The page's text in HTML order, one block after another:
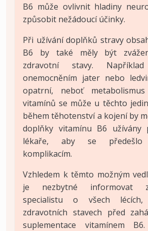
B6 může ovlivnit hladiny
způsobit nežádoucí účinky.
Při užívání doplňků stravy
B6 by také měly být
zdravotní stavy.
onemocněním jater nebo
opatrní, neboť
vitamínů se může u těchto
během těhotenství a kojení by
doplňky vitamínu B6 užívány
lékaře, aby se předešlo
komplikacím.
Vzhledem k těmto možným
je nezbytné informovat
specialistu o všech
zdravotních stavech před
suplementace vitamínem